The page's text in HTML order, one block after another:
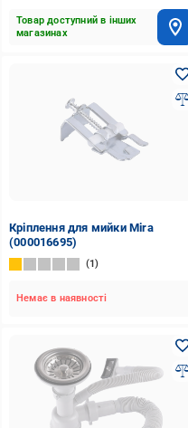
Товар доступний в інших
магазинах
Кріплення для мийки Mira
(000016695)
1
Немає в наявності